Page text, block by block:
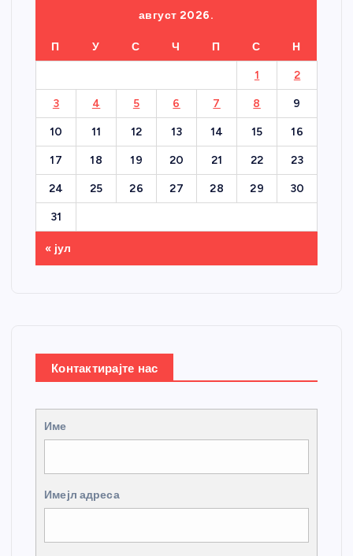
август 2026.
П У С Ч П С Н
1 2
3 4 5 6 7 8 9
10 11 12 13 14 15 16
17 18 19 20 21 22 23
24 25 26 27 28 29 30
31
« јул
Контактирајте нас
Име
Имејл адреса